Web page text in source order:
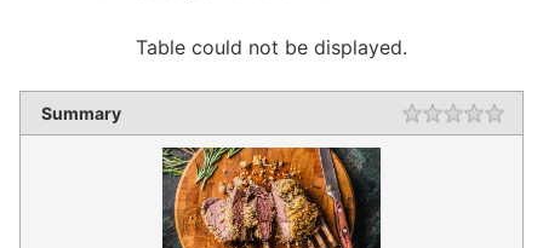
Table could not be displayed.
Summary